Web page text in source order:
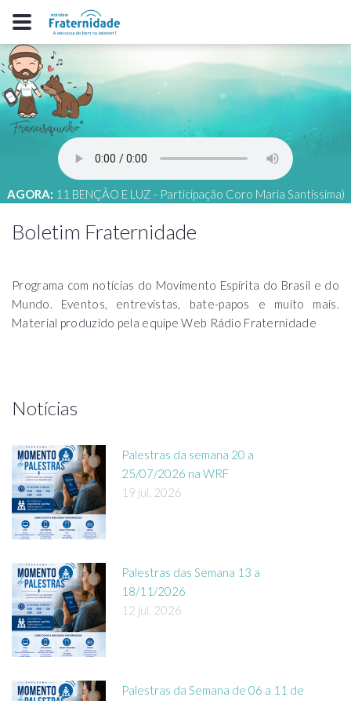
AGORA: 11 BENÇÃO E LUZ - Participação Coro Maria Santissima)
Boletim Fraternidade
Programa com notícias do Movimento Espírita do Brasil e do
Mundo. Eventos, entrevistas, bate-papos e muito mais.
Material produzido pela equipe Web Rádio Fraternidade
Notícias
Palestras da semana 20 a
25/07/2026 na WRF
19 jul, 2026
Palestras das Semana 13 a
18/11/2026
12 jul, 2026
Palestras da Semana de 06 a 11 de